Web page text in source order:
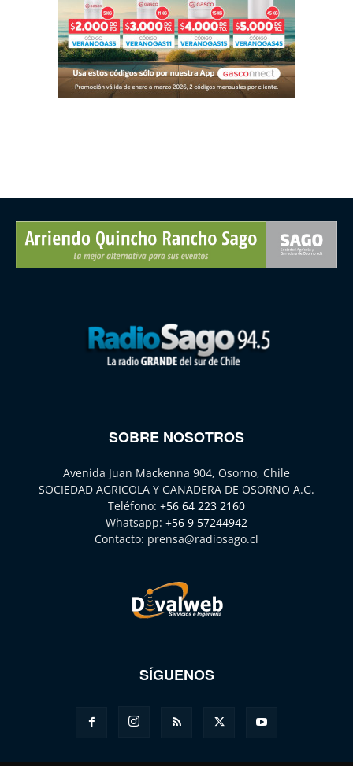
SOBRE NOSOTROS
Avenida Juan Mackenna 904, Osorno, Chile
SOCIEDAD AGRICOLA Y GANADERA DE OSORNO A.G.
Teléfono: +56 64 223 2160
Whatsapp: +56 9 57244942
Contacto: prensa@radiosago.cl
SÍGUENOS